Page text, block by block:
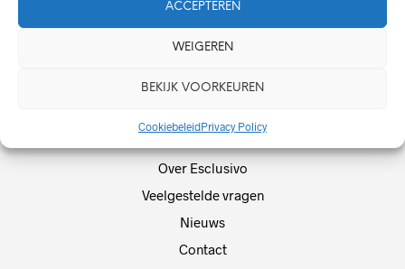
ACCEPTEREN
WEIGEREN
BEKIJK VOORKEUREN
CookiebeleidPrivacy Policy
Over Esclusivo
Veelgestelde vragen
Nieuws
Contact